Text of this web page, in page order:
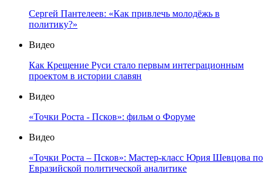
Сергей Пантелеев: «Как привлечь молодёжь в
политику?»
Видео
Как Крещение Руси стало первым интеграционным
проектом в истории славян
Видео
«Точки Роста - Псков»: фильм о Форуме
Видео
«Точки Роста – Псков»: Мастер-класс Юрия Шевцова по
Евразийской политической аналитике